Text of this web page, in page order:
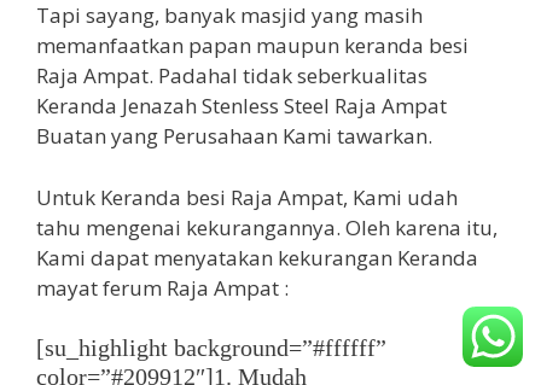
Tapi sayang, banyak masjid yang masih
memanfaatkan papan maupun keranda besi
Raja Ampat. Padahal tidak seberkualitas
Keranda Jenazah Stenless Steel Raja Ampat
Buatan yang Perusahaan Kami tawarkan.
Untuk Keranda besi Raja Ampat, Kami udah
tahu mengenai kekurangannya. Oleh karena itu,
Kami dapat menyatakan kekurangan Keranda
mayat ferum Raja Ampat :
[su_highlight background=”#ffffff”
color=”#209912″]1. Mudah